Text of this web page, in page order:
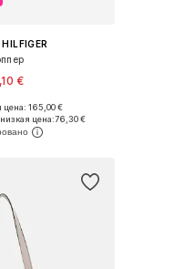
€
One Size
в корзину
цена: 165,00 €
цена:76,30 €